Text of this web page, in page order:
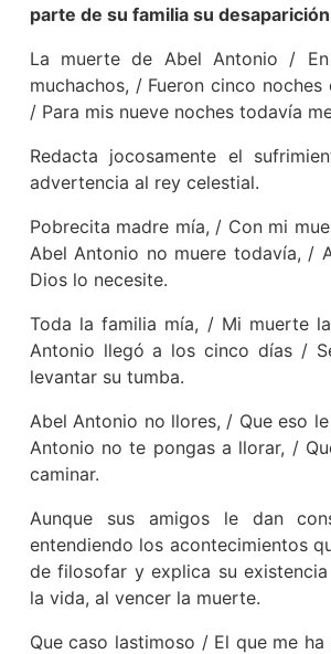
parte de su familia su desaparición
La muerte de Abel Antonio /
muchachos, / Fueron cinco
/ Para mis nueve noches todavía
Redacta jocosamente el
advertencia al rey celestial.
Pobrecita madre mía, / Con mi
Abel Antonio no muere todavía, /
Dios lo necesite.
Toda la familia mía, / Mi muerte
Antonio llegó a los cinco días /
levantar su tumba.
Abel Antonio no llores, / Que eso
Antonio no te pongas a llorar, /
caminar.
Aunque sus amigos le dan
entendiendo los acontecimientos
de filosofar y explica su
la vida, al vencer la muerte.
Que caso lastimoso / El que me